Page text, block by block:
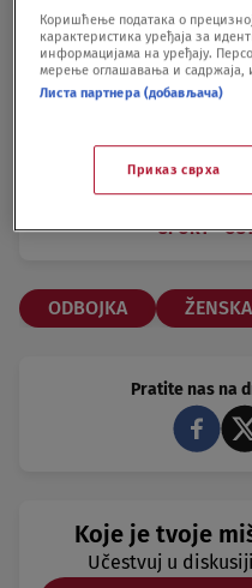
Tijana
SPORT -
ODBOJKA
Pratite nas na
Koje je tvoje
Učestvuj u
Коришћење података о
карактеристика уређаја за
информацијама на уређају.
мерење оглашавања и садржаја,
Листа партнера (добављача)
Приказ сврха